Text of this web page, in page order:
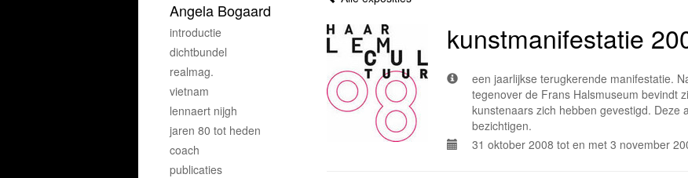
kunstmanifestatie
een jaarlijkse terugkerende manifestatie.
tegenover de Frans Halsmuseum bevindt
kunstenaars zich hebben gevestigd. Deze
bezichtigen.
31 oktober 2008 tot en met 3 november
Angela Bogaard
introductie
dichtbundel
realmag.
vietnam
lennaert nijgh
jaren 80 tot heden
coach
publicaties